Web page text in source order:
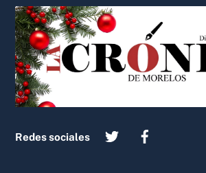
To
Top
Redes sociales